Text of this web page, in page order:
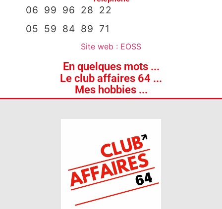
06 99 96 28 22
05 59 84 89 71
Site web : EOSS
En quelques mots ...
Le club affaires 64 ...
Mes hobbies ...